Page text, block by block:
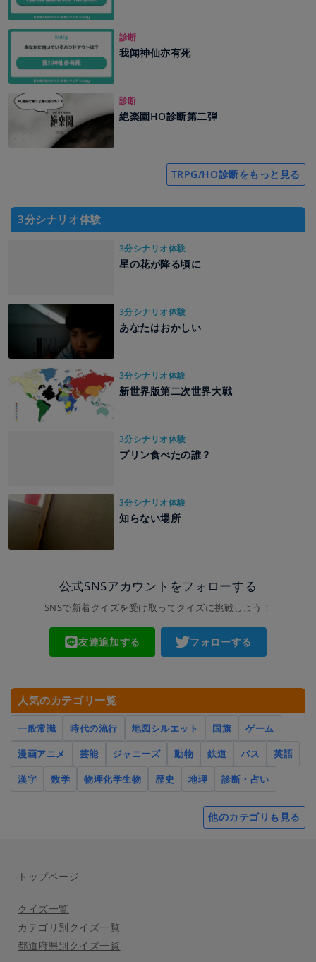
診断
我闻神仙亦有死
診断
絶楽園HO診断第二弾
TRPG/HO診断をもっと見る
3分シナリオ体験
3分シナリオ体験
星の花が降る頃に
3分シナリオ体験
あなたはおかしい
3分シナリオ体験
新世界版第二次世界大戦
3分シナリオ体験
プリン食べたの誰？
3分シナリオ体験
知らない場所
公式SNSアカウントをフォローする
SNSで新着クイズを受け取ってクイズに挑戦しよう！
友達追加する フォローする
人気のカテゴリ一覧
一般常識 時代の流行 地図シルエット 国旗
ゲーム
漫画アニメ
芸能 ジャニーズ 動物 鉄道 バス
英語
漢字
数学 物理化学生物 歴史 地理 診断・占い
他のカテゴリも見る
トップページ
クイズ一覧
カテゴリ別クイズ一覧
都道府県別クイズ一覧